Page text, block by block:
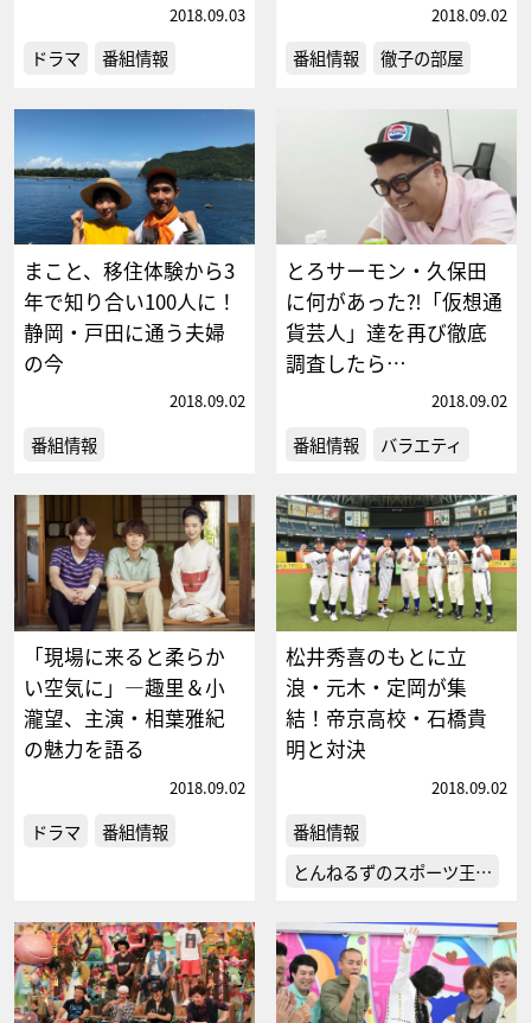
2018.09.03
ドラマ 番組情報
2018.09.02
番組情報 徹子の部屋
まこと、移住体験から3
年で知り合い100人に！
静岡・戸田に通う夫婦
の今
2018.09.02
番組情報
とろサーモン・久保田
に何があった⁈「仮想通
貨芸人」達を再び徹底
調査したら…
2018.09.02
番組情報 バラエティ
「現場に来ると柔らか
い空気に」―趣里＆小
瀧望、主演・相葉雅紀
の魅力を語る
2018.09.02
ドラマ 番組情報
松井秀喜のもとに立
浪・元木・定岡が集
結！帝京高校・石橋貴
明と対決
2018.09.02
番組情報
とんねるずのスポーツ王…